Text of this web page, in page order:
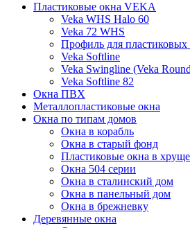
Пластиковые окна VEKA
Veka WHS Halo 60
Veka 72 WHS
Профиль для
Veka Softline
Veka Swingline (Veka
Veka Softline 82
Окна ПВХ
Металлопластиковые окна
Окна по типам домов
Окна в корабль
Окна в старый фонд
Пластиковые окна в
Окна 504 серии
Окна в сталинский дом
Окна в панельный дом
Окна в брежневку
Деревянные окна